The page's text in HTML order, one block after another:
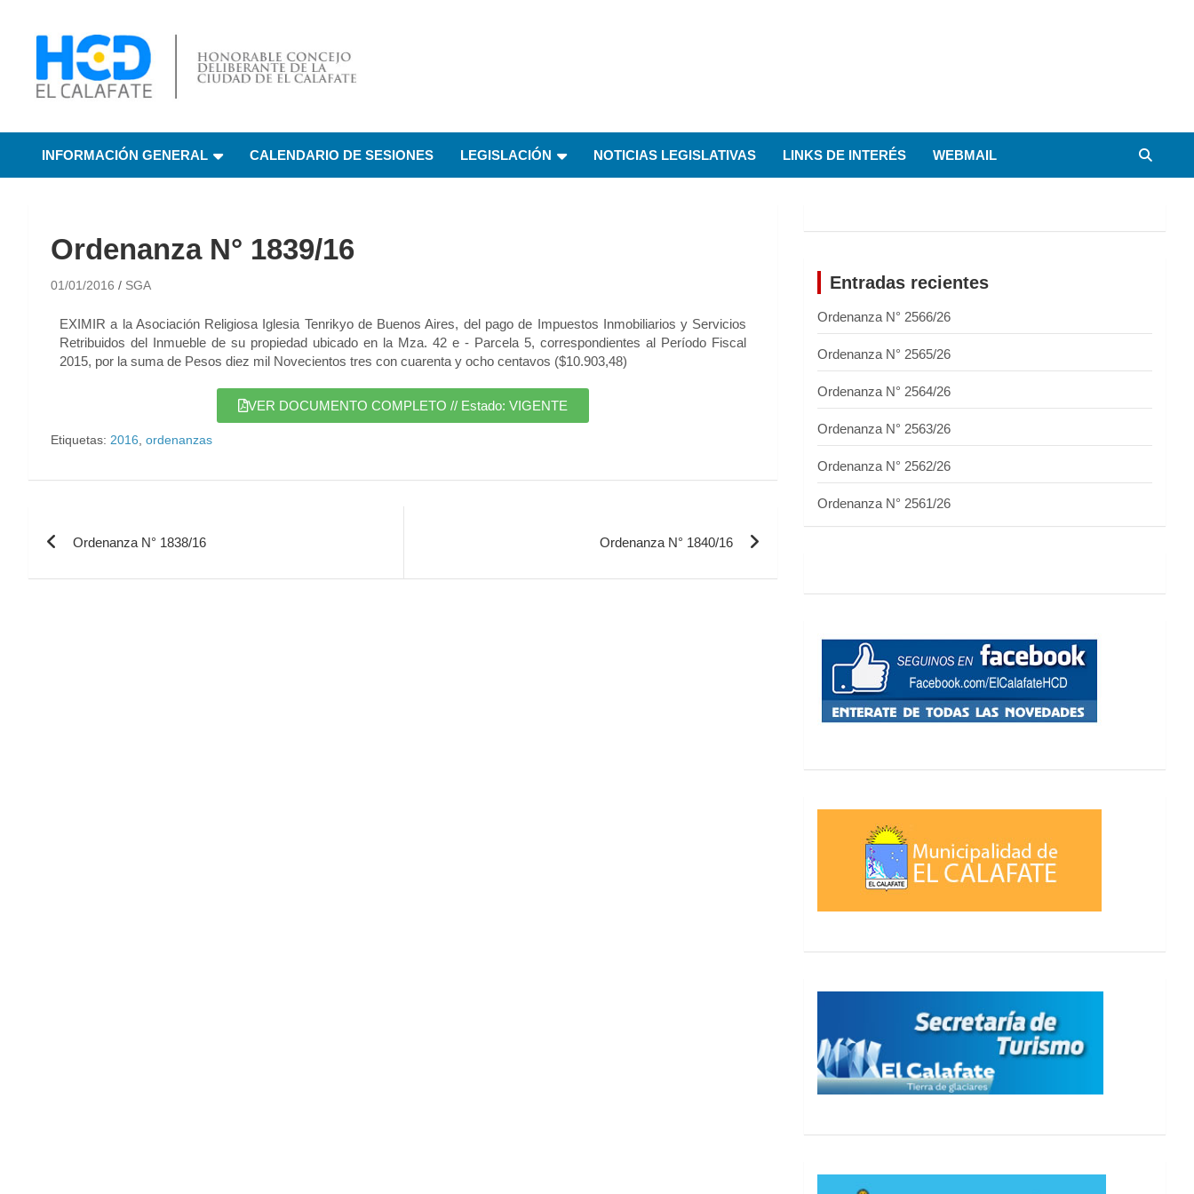
Honorable Concejo
Deliberante de El
INFORMACIÓN GENERAL CALENDARIO DE SESIONES LEGISLACIÓN NOTICIAS LEGISLATIVAS LINKS DE INTERÉS WEBMAIL
Ordenanza N° 1839/16
01/01/2016 SGA
EXIMIR a la Asociación Religiosa Iglesia Tenrikyo de Buenos Aires, del pago de Impuestos Inmobiliarios y Servicios
Retribuidos del Inmueble de su propiedad ubicado en la Mza. 42 e - Parcela 5, correspondientes al Período Fiscal
2015, por la suma de Pesos diez mil Novecientos tres con cuarenta y ocho centavos ($10.903,48)
VER DOCUMENTO COMPLETO // Estado: VIGENTE
Etiquetas: 2016, ordenanzas
Ordenanza N° 1838/16 Ordenanza N° 1840/16
Entradas recientes
Ordenanza N° 2566/26
Ordenanza N° 2565/26
Ordenanza N° 2564/26
Ordenanza N° 2563/26
Ordenanza N° 2562/26
Ordenanza N° 2561/26